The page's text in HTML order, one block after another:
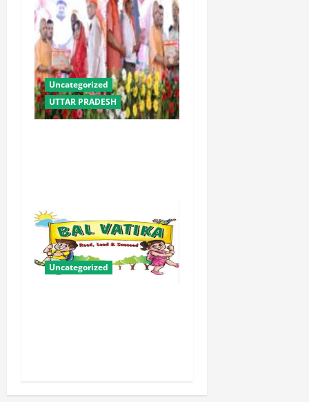
Uncategorized
UTTAR PRADESH
Uncategorized